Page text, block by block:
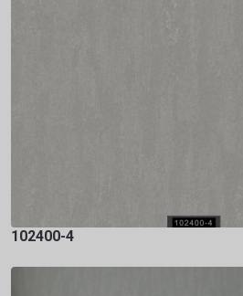
102400-4